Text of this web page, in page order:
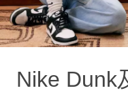
Nike Dunk